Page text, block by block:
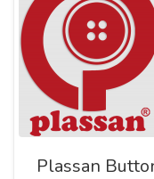
Plassan